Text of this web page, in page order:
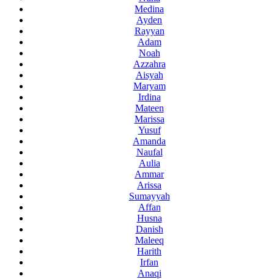
Medina
Ayden
Rayyan
Adam
Noah
Azzahra
Aisyah
Maryam
Irdina
Mateen
Marissa
Yusuf
Amanda
Naufal
Aulia
Ammar
Arissa
Sumayyah
Affan
Husna
Danish
Maleeq
Harith
Irfan
Anaqi